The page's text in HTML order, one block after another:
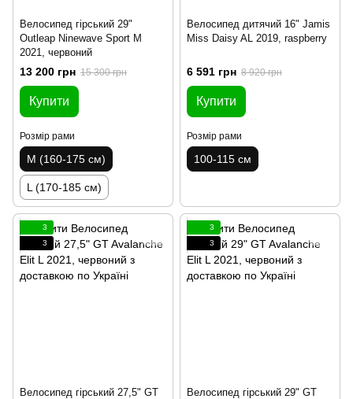
Велосипед гірський 29"
Outleap Ninewave Sport M
2021, червоний
13 200 грн 15 300 грн
Купити
Розмір рами
M (160-175 см)
L (170-185 см)
Велосипед дитячий 16" Jamis
Miss Daisy AL 2019, raspberry
6 591 грн 8 920 грн
Купити
Розмір рами
100-115 см
3
3
Велосипед гірський 27,5" GT
3
3
Велосипед гірський 29" GT